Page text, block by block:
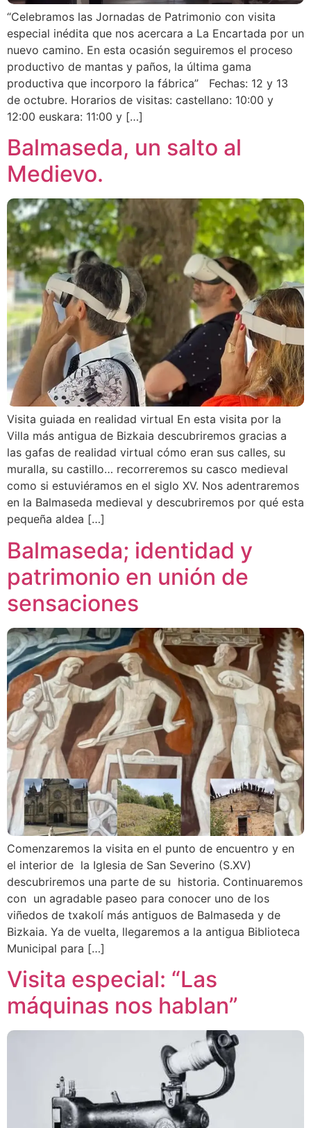
“Celebramos las Jornadas de Patrimonio con visita
especial inédita que nos acercara a La Encartada por un
nuevo camino. En esta ocasión seguiremos el proceso
productivo de mantas y paños, la última gama
productiva que incorporo la fábrica” Fechas: 12 y 13
de octubre. Horarios de visitas: castellano: 10:00 y
12:00 euskara: 11:00 y […]
Balmaseda, un salto al
Medievo.
Visita guiada en realidad virtual En esta visita por la
Villa más antigua de Bizkaia descubriremos gracias a
las gafas de realidad virtual cómo eran sus calles, su
muralla, su castillo… recorreremos su casco medieval
como si estuviéramos en el siglo XV. Nos adentraremos
en la Balmaseda medieval y descubriremos por qué esta
pequeña aldea […]
Balmaseda; identidad y
patrimonio en unión de
sensaciones
Comenzaremos la visita en el punto de encuentro y en
el interior de la Iglesia de San Severino (S.XV)
descubriremos una parte de su historia. Continuaremos
con un agradable paseo para conocer uno de los
viñedos de txakolí más antiguos de Balmaseda y de
Bizkaia. Ya de vuelta, llegaremos a la antigua Biblioteca
Municipal para […]
Visita especial: “Las
máquinas nos hablan”